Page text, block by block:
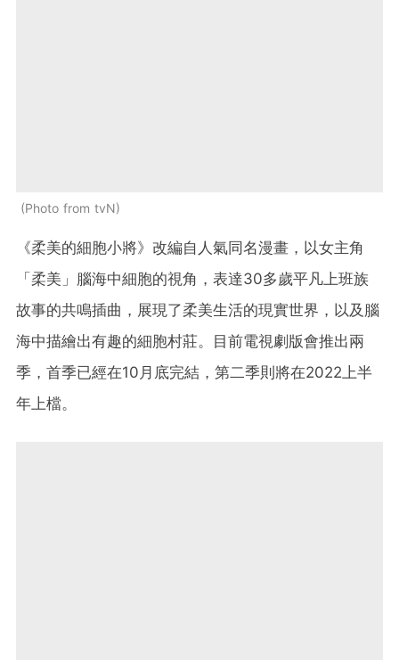
Photo from tvN
《柔美的細胞小將》改編自人氣同名漫畫，以女主角
「柔美」腦海中細胞的視角，表達30多歲平凡上班族
故事的共鳴插曲，展現了柔美生活的現實世界，以及腦
海中描繪出有趣的細胞村莊。目前電視劇版會推出兩
季，首季已經在10月底完結，第二季則將在2022上半
年上檔。